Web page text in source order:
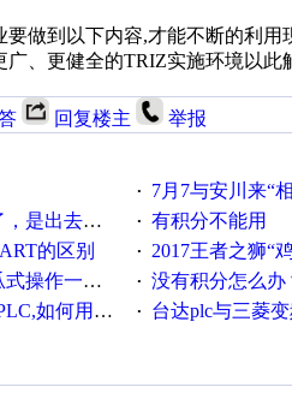
做到以下内容,才能不断的利
广、更健全的TRIZ实施环境以
回复楼主 举报
· 7月7与安川来“
:大家工作都要特别注意啊 · 有积分不能用
的区别 · 2017王者之狮“鸡”情签到
可实现自动备份或还原系统。 · 没有积分怎么办
以自由输入！拜托各位大神了！ · 台达plc与三菱